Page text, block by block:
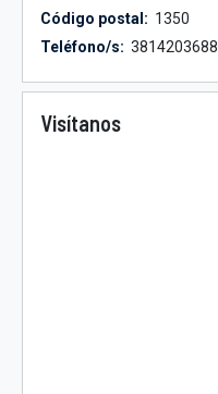
Código postal: 1350
Teléfono/s: 3814203688
Visítanos